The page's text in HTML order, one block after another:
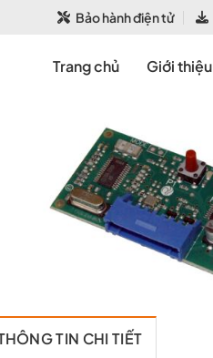
Bảo hành điện tử
Trang chủ Giới thiệu
TIN CHI TIẾT